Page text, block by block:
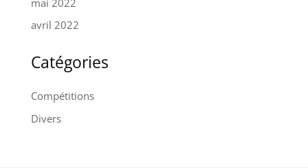
avril 2022
Catégories
Compétitions
Divers